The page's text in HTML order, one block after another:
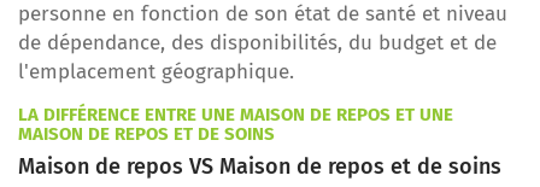
personne en fonction de son état de santé et niveau
de dépendance, des disponibilités, du budget et de
l'emplacement géographique.
LA DIFFÉRENCE ENTRE UNE MAISON DE REPOS ET UNE
MAISON DE REPOS ET DE SOINS
Maison de repos VS Maison de repos et de soins